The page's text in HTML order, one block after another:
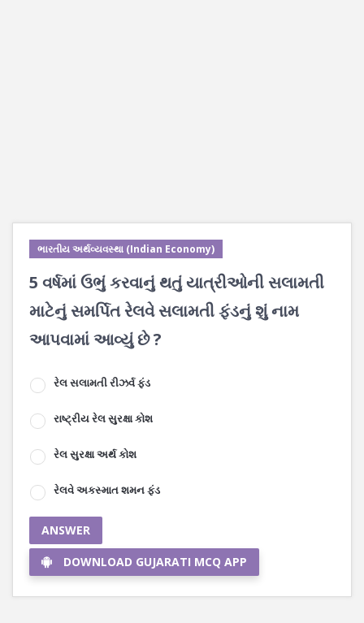
ભારતીય અર્થવ્યવસ્થા (Indian Economy)
5 વર્ષમાં ઉભું કરવાનું થતું યાત્રીઓની સલામતી
માટેનું સમર્પિત રેલવે સલામતી ફંડનું શું નામ
આપવામાં આવ્યું છે ?
રેલ સલામતી રીઝર્વ ફંડ
રાષ્ટ્રીય રેલ સુરક્ષા કોશ
રેલ સુરક્ષા અર્થ કોશ
રેલવે અકસ્માત શમન ફંડ
ANSWER
DOWNLOAD GUJARATI MCQ APP